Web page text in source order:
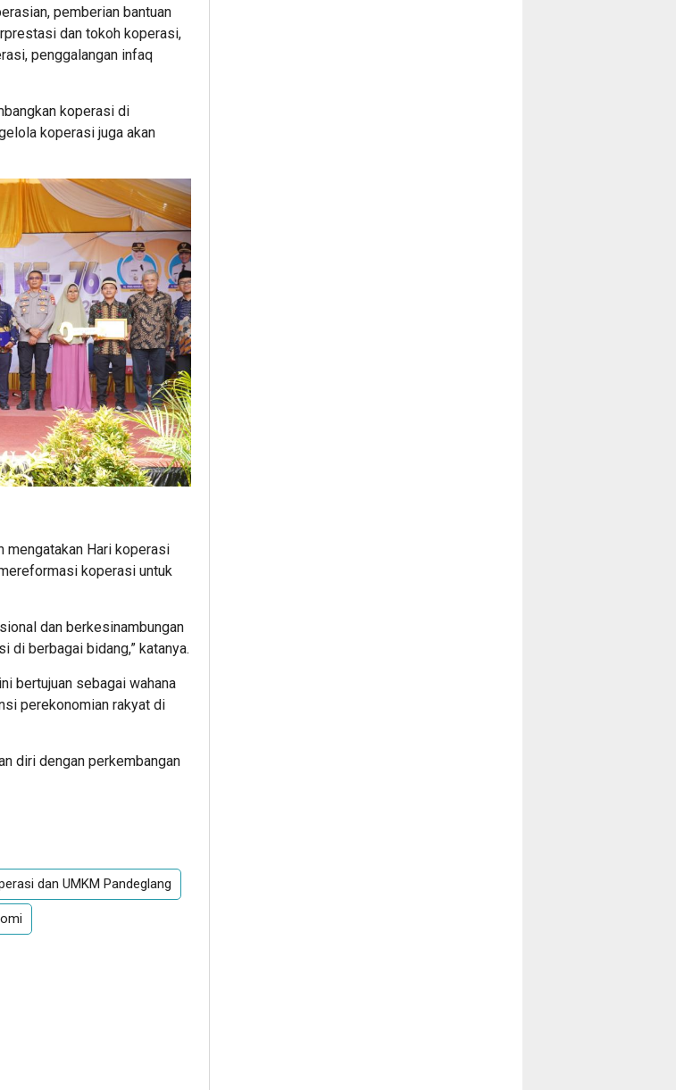
pemberian bantuan
dan tokoh koperasi,
penggalangan infaq
koperasi di
koperasi juga akan
mengatakan Hari koperasi
koperasi untuk
dan berkesinambungan
di berbagai bidang,” katanya.
bertujuan sebagai wahana
perekonomian rakyat di
diri dengan perkembangan
dan UMKM Pandeglang